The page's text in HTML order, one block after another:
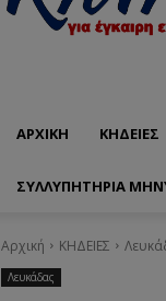
ΑΡΧΙΚΗ ΚΗΔΕΙΕΣ
ΣΥΛΛΥΠΗΤΗΡΙΑ
Αρχική ΚΗΔΕΙΕΣ
Λευκάδας